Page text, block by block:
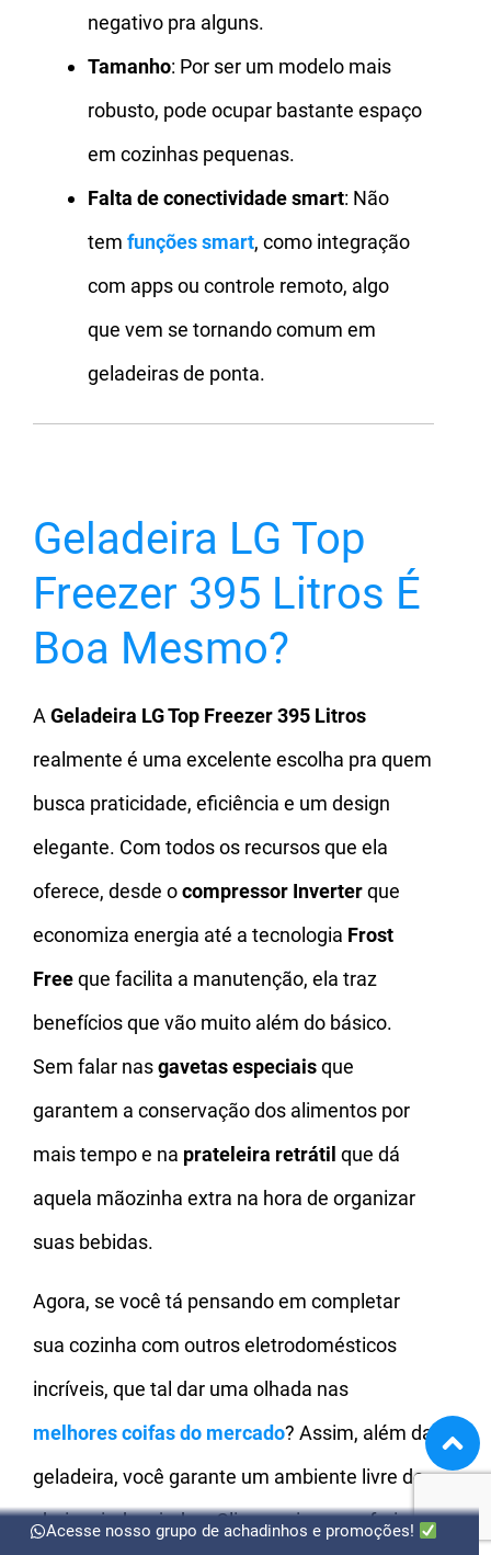
Acesse nosso grupo de achadinhos e promoções!
negativo pra alguns.
Tamanho: Por ser um modelo mais
robusto, pode ocupar bastante espaço
em cozinhas pequenas.
Falta de conectividade smart: Não
tem funções smart, como integração
com apps ou controle remoto, algo
que vem se tornando comum em
geladeiras de ponta.
Geladeira LG Top
Freezer 395 Litros É
Boa Mesmo?
A Geladeira LG Top Freezer 395 Litros
realmente é uma excelente escolha pra quem
busca praticidade, eficiência e um design
elegante. Com todos os recursos que ela
oferece, desde ocompressor Inverterque
economiza energia até a tecnologia Frost
Freeque facilita a manutenção, ela traz
benefícios que vão muito além do básico.
Sem falar nasgavetas especiaisque
garantem a conservação dos alimentos por
mais tempo e na prateleira retrátil que dá
aquela mãozinha extra na hora de organizar
suas bebidas.
Agora, se você tá pensando em completar
sua cozinha com outros eletrodomésticos
incríveis, que tal dar uma olhada nas
melhores coifasdo mercado? Assim, além da
geladeira, você garante um ambiente livre de
cheiros indesejados. Clica aqui pra conferir